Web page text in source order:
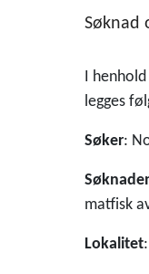
Søknad
I
legges
Søker:
matfisk
Lokalitet